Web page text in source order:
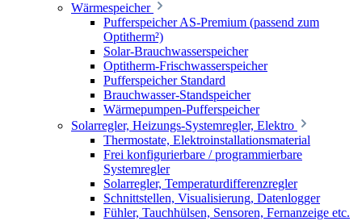
Wärmespeicher
Pufferspeicher AS-Premium (passend zum
Optitherm²)
Solar-Brauchwasserspeicher
Optitherm-Frischwasserspeicher
Pufferspeicher Standard
Brauchwasser-Standspeicher
Wärmepumpen-Pufferspeicher
Solarregler, Heizungs-Systemregler, Elektro
Thermostate, Elektroinstallationsmaterial
Frei konfigurierbare / programmierbare
Systemregler
Solarregler, Temperaturdifferenzregler
Schnittstellen, Visualisierung, Datenlogger
Fühler, Tauchhülsen, Sensoren, Fernanzeige etc.